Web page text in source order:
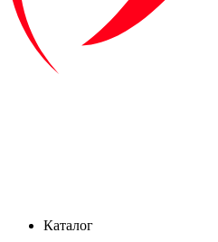
Каталог